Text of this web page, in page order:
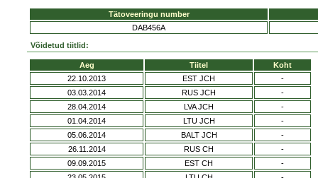
Tätoveeringu number
DAB456A
Võidetud tiitlid:
Aeg Tiitel
Koht
22.10.2013
EST JCH
-
03.03.2014
RUS JCH
-
28.04.2014
LVA JCH
-
01.04.2014
LTU JCH
-
05.06.2014
BALT JCH
-
26.11.2014
RUS CH
-
09.09.2015
EST CH
-